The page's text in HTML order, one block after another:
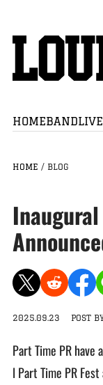
HOMEBANDLIVE
HOME / BLOG
Inaugural
2025.09.23 POST
Part Time PR
l Part Time PR